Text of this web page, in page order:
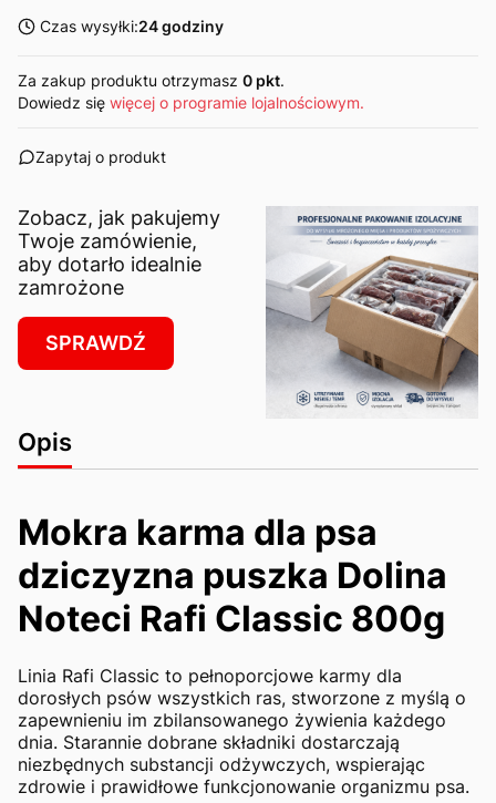
Czas wysyłki:24 godziny
Za zakup produktu otrzymasz 0 pkt.
Dowiedz się więcej o programie lojalnościowym.
Zapytaj o produkt
Zobacz, jak pakujemy
Twoje zamówienie,
aby dotarło idealnie
zamrożone
SPRAWDŹ
Opis
Mokra karma dla psa
dziczyzna puszka Dolina
Noteci Rafi Classic 800g
Linia Rafi Classic to pełnoporcjowe karmy dla
dorosłych psów wszystkich ras, stworzone z myślą o
zapewnieniu im zbilansowanego żywienia każdego
dnia. Starannie dobrane składniki dostarczają
niezbędnych substancji odżywczych, wspierając
zdrowie i prawidłowe funkcjonowanie organizmu psa.